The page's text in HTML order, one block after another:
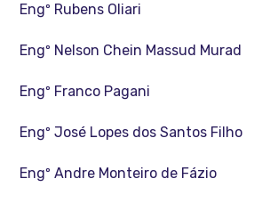
Engº Rubens Oliari
Engº Nelson Chein Massud Murad
Engº Franco Pagani
Engº José Lopes dos Santos Filho
Engº Andre Monteiro de Fázio